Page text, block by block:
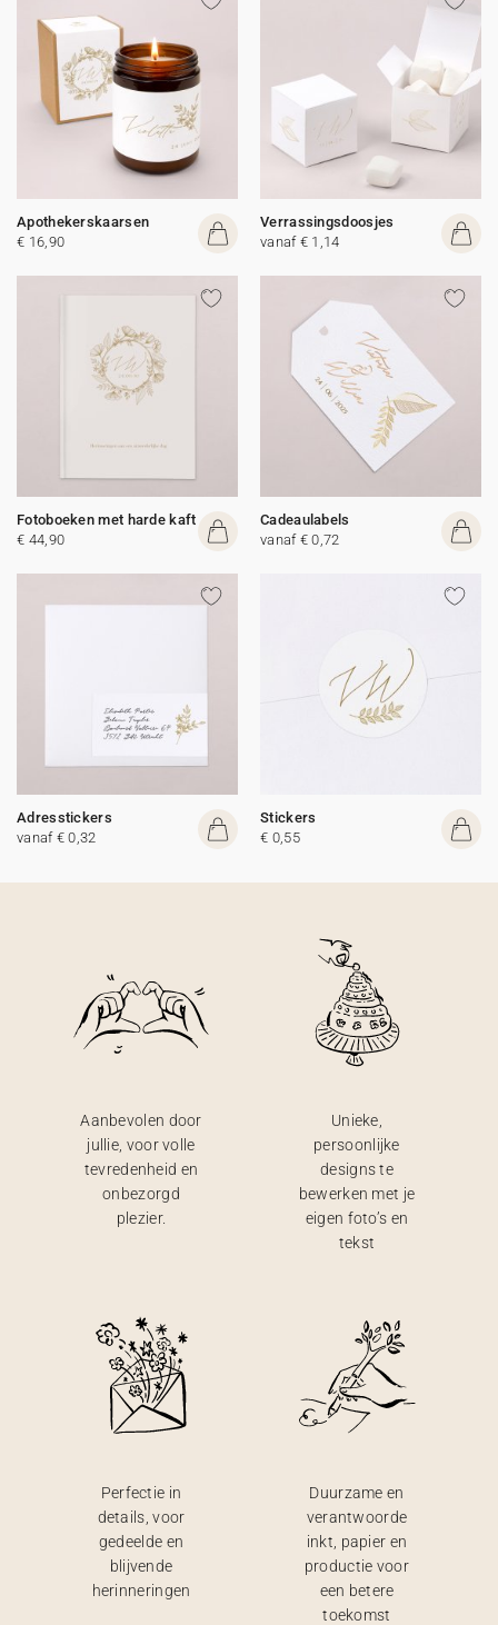
Apothekerskaarsen
€ 16,90
Verrassingsdoosjes
vanaf € 1,14
Fotoboeken met harde kaft
€ 44,90
Cadeaulabels
vanaf € 0,72
Adresstickers
vanaf € 0,32
Stickers
€ 0,55
Aanbevolen door
jullie, voor volle
tevredenheid en
onbezorgd
plezier.
Unieke,
persoonlijke
designs te
bewerken met je
eigen foto’s en
tekst
Perfectie in
details, voor
gedeelde en
blijvende
herinneringen
Duurzame en
verantwoorde
inkt, papier en
productie voor
een betere
toekomst